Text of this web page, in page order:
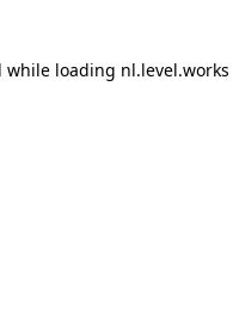
while loading nl.level.works